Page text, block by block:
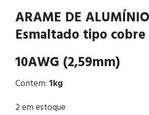
ARAME DE
Esmaltado tipo cobre
10AWG (2,59mm)
Contem: 1kg
2 em estoque